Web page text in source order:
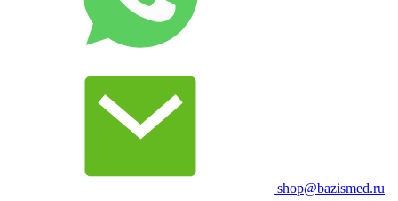
shop@bazismed.ru